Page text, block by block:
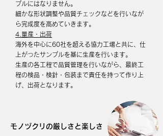
プルにはなりません。
細かな形状調整や品質チェックなどを行いなが
ら完成度を高めていきます。
4.量産・出荷
海外を中心に60社を超える協力工場と共に、仕
上がったサンプルを基に生産を行います。
生産の各工程で品質管理を行いながら、最終工
程の検品・検針・包装まで責任を持って作り上
げ、出荷となります。
モノヅクリの厳しさと楽しさ